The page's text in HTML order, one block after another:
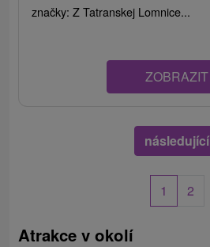
značky: Z Tatranskej Lomnice...
ZOBRAZIT
následující
1 2
Atrakce v okolí